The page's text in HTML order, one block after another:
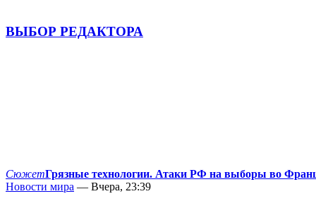
ВЫБОР РЕДАКТОРА
СюжетГрязные технологии. Атаки РФ на выборы во
Новости мира — Вчера, 23:39